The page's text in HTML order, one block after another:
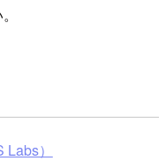
）